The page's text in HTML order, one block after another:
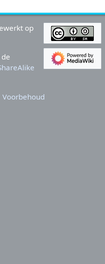
op
Voorbehoud